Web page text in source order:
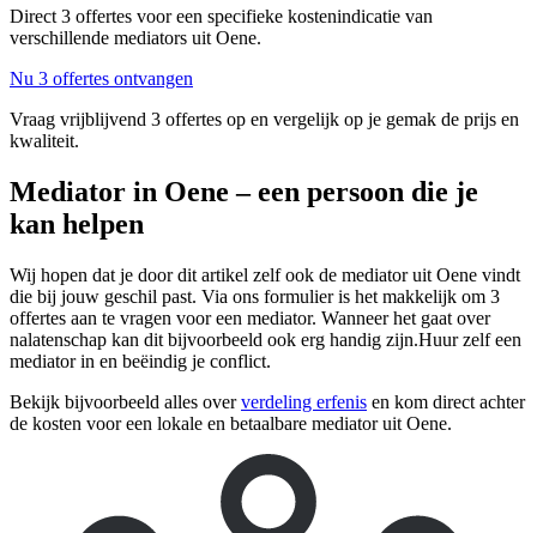
Direct 3 offertes voor een specifieke kostenindicatie van
verschillende mediators uit Oene.
Nu 3 offertes ontvangen
Vraag vrijblijvend 3 offertes op en vergelijk op je gemak de prijs en
kwaliteit.
Mediator in Oene – een persoon die je
kan helpen
Wij hopen dat je door dit artikel zelf ook de mediator uit Oene vindt
die bij jouw geschil past. Via ons formulier is het makkelijk om 3
offertes aan te vragen voor een mediator. Wanneer het gaat over
nalatenschap kan dit bijvoorbeeld ook erg handig zijn.Huur zelf een
mediator in en beëindig je conflict.
Bekijk bijvoorbeeld alles oververdeling erfenis en kom direct achter
de kosten voor een lokale en betaalbare mediator uit Oene.